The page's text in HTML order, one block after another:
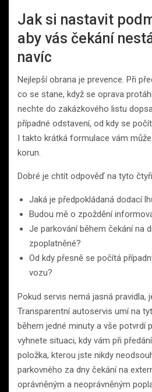
Jak si nastavit
aby vás čekání
navíc
Nejlepší obrana je prevence. Při
co se stane, když se oprava
nechte do zakázkového listu
případné odstavení, od kdy se
I takto krátká formulace vám
korun.
Dobré je chtít odpověď na tyto
Jaká je předpokládaná dodací
Budou mě o zpoždění
Je parkování během čekání na
zpoplatněné?
Od kdy přesně se počítá
vozu?
Pokud servis nemá jasná pravidla,
Transparentní autoservis umí na
během jedné minuty a vše potvrdí
vyhnete situaci, kdy vám při
položka, kterou jste nikdy
parkovného za dny čekání na
oprávněným a neoprávněným